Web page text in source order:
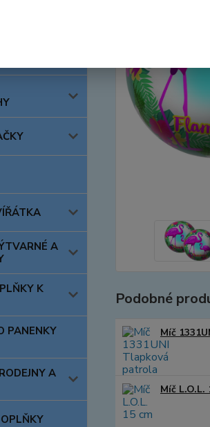
A
K
PANENKY
A
Podobné
Míč
Míč L.O.L.